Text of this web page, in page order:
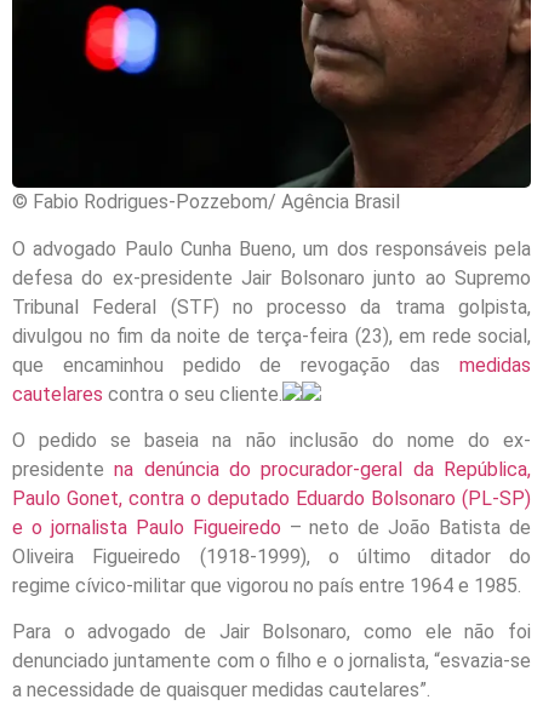
© Fabio Rodrigues-Pozzebom/ Agência Brasil
O advogado Paulo Cunha Bueno, um dos responsáveis pela
defesa do ex-presidente Jair Bolsonaro junto ao Supremo
Tribunal Federal (STF) no processo da trama golpista,
divulgou no fim da noite de terça-feira (23), em rede social,
que encaminhou pedido de revogação das medidas
cautelares contra o seu cliente.
O pedido se baseia na não inclusão do nome do ex-
presidentena denúncia do procurador-geral da República,
Paulo Gonet, contra o deputado Eduardo Bolsonaro (PL-SP)
e o jornalista Paulo Figueiredo – neto de João Batista de
Oliveira Figueiredo (1918-1999), o último ditador do
regime cívico-militar que vigorou no país entre 1964 e 1985.
Para o advogado de Jair Bolsonaro, como ele não foi
denunciado juntamente com o filho e o jornalista, “esvazia-se
a necessidade de quaisquer medidas cautelares”.